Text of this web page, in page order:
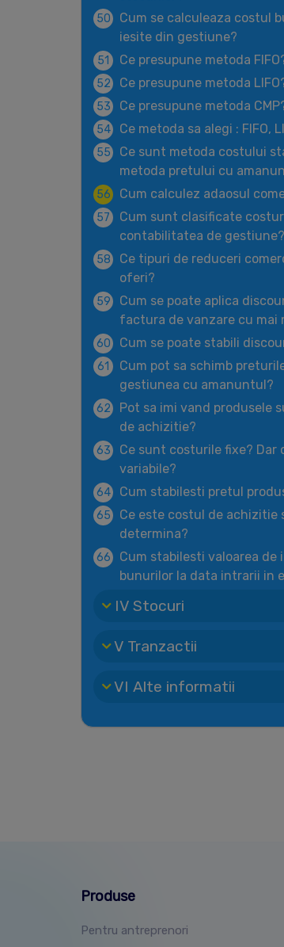
50
Cum se calculeaza costul
iesite din gestiune?
51 Ce presupune metoda
52 Ce presupune metoda
53 Ce presupune metoda
54 Ce metoda sa alegi : FIFO,
55
Ce sunt metoda costului
metoda pretului cu
56 Cum calculez adaosul
57
Cum sunt clasificate
contabilitatea de gestiune?
58
Ce tipuri de reduceri
oferi?
59
Cum se poate aplica
factura de vanzare cu mai
60 Cum se poate stabili
61
Cum pot sa schimb
gestiunea cu amanuntul?
62
Pot sa imi vand produsele
de achizitie?
63
Ce sunt costurile fixe? Dar
variabile?
64 Cum stabilesti pretul
65
Ce este costul de achizitie
determina?
66
Cum stabilesti valoarea de
bunurilor la data intrarii in
IV Stocuri
V Tranzactii
VI Alte informatii
Produse
Pentru antreprenori